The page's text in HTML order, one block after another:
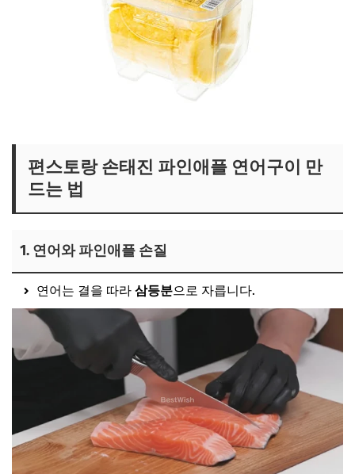
편스토랑 손태진 파인애플 연어구이 만
드는 법
1. 연어와 파인애플 손질
연어는 결을 따라 삼등분으로 자릅니다.